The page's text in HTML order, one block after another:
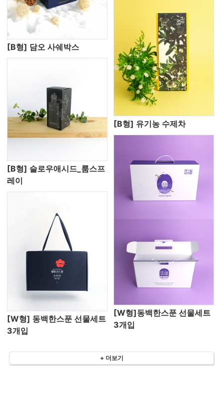
[B형] 담오 사쉐박스
[B형] 슬로우애시드_룸스프
레이
[B형] 유기농 수제차
[W형] 동백한스푼 선물세트
3개입
[W형]동백한스푼 선물세트
3개입
+ 더보기